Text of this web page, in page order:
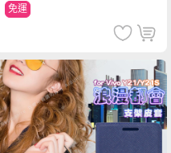
免運